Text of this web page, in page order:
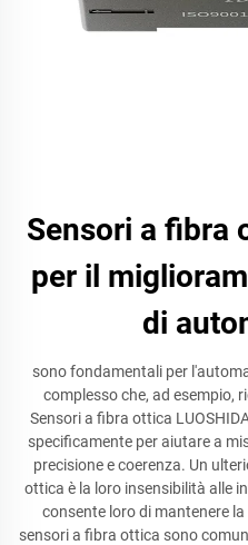
Sensori a fibra
per il
di
sono fondamentali per
complesso che, ad esempio,
Sensori a fibra ottica
specificamente per aiutare a
precisione e coerenza. Un
ottica è la loro insensibilità alle
consente loro di mantenere
sensori a fibra ottica sono